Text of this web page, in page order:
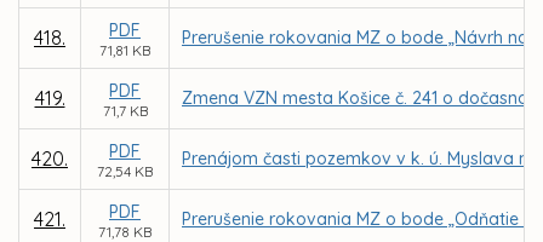
418. PDF
71,81 KB
Prerušenie rokovania MZ o bode „Návrh
419. PDF
71,7 KB
Zmena VZN mesta Košice č. 241 o
420. PDF
72,54 KB
Prenájom časti pozemkov v k. ú. Myslava
421. PDF
71,78 KB
Prerušenie rokovania MZ o bode „Odňatie